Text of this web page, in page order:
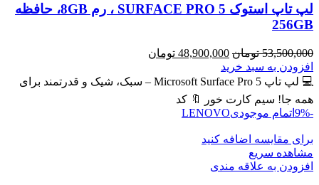
لپ تاپ استوک SURFACE PRO 5 ، رم 8GB، حافظه
256GB
53,500,000 تومان قیمت
اصلی
53,500,000 تومان
48,900,000 تومان
48,900,000 تومان
افزودن به سبد خرید
💻 لپ تاپ Microsoft Surface Pro 5 – سبک، شیک و قدرتمند برای
همه جا! سیم کارت خور 🔖 کد
-9%
اتمام موجودیLENOVO
برای مقایسه اضافه کنید
مشاهده سریع
افزودن به علاقه مندی